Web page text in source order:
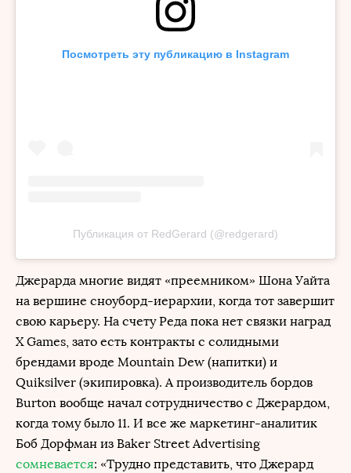
Посмотреть эту публикацию в Instagram
Публикация от RedGerard (@redgerard)
Джерарда многие видят «преемником» Шона Уайта
на вершине сноуборд-иерархии, когда тот завершит
свою карьеру. На счету Реда пока нет связки наград
X Games, зато есть контракты с солидными
брендами вроде Mountain Dew (напитки) и
Quiksilver (экипировка). А производитель бордов
Burton вообще начал сотрудничество с Джерардом,
когда тому было 11. И все же маркетинг-аналитик
Боб Дорфман из Baker Street Advertising
сомневается: «Трудно представить, что Джерард